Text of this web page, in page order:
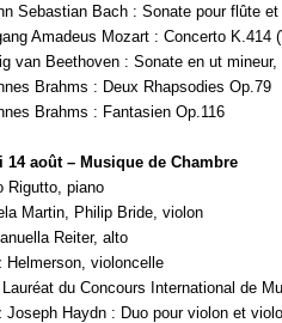
Sebastian Bach : Sonate pour flûte
Amadeus Mozart : Concerto K.414
van Beethoven : Sonate en ut mineur,
Brahms : Deux Rhapsodies Op.79
Brahms : Fantasien Op.116
14 août – Musique de Chambre
Rigutto, piano
Martin, Philip Bride, violon
Reiter, alto
Helmerson, violoncelle
du Concours International de
Joseph Haydn : Duo pour violon et